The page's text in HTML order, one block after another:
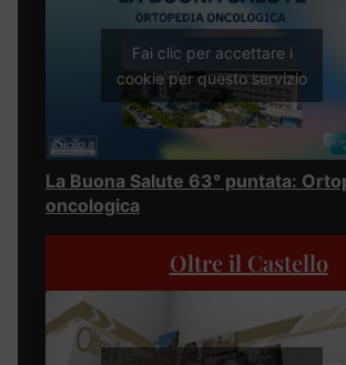
Fai clic per accettare i
cookie per questo servizio
La Buona Salute 63° puntata:
oncologica
Oltre il Castello